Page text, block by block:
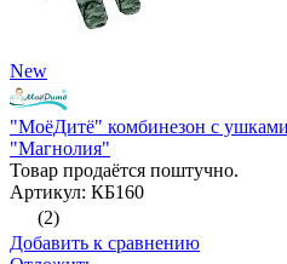
New
"МоёДитё" комбинезон с
"Магнолия"
Товар продаётся поштучно.
Артикул: КБ160
(2)
Добавить к сравнению